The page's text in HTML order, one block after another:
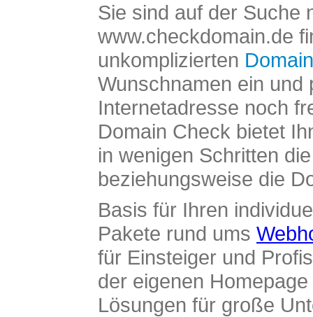
Sie sind auf der Suche
www.checkdomain.de
unkomplizierten
Wunschnamen ein und
Internetadresse noch
Domain Check bietet
in wenigen Schritten
beziehungsweise die
Basis für Ihren
Pakete rund ums
für Einsteiger und
der eigenen
Lösungen für große